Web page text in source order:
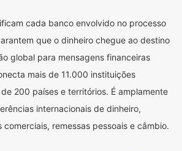
cada banco envolvido no processo
que o dinheiro chegue ao destino
global para mensagens financeiras
mais de 11.000 instituições
200 países e territórios. É amplamente
internacionais de dinheiro,
comerciais, remessas pessoais e câmbio.